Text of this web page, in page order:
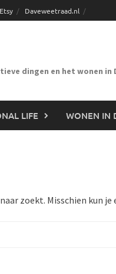
Daveweetraad.nl
dingen en het wonen in
LIFE WONEN IN
zoekt. Misschien kun je